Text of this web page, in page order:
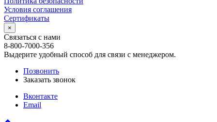
Условия соглашения
Сертификаты
×
Связаться с нами
8-800-7000-356
Выдерите удобный способ для связи с менеджером.
Позвонить
Заказать звонок
Вконтакте
Email